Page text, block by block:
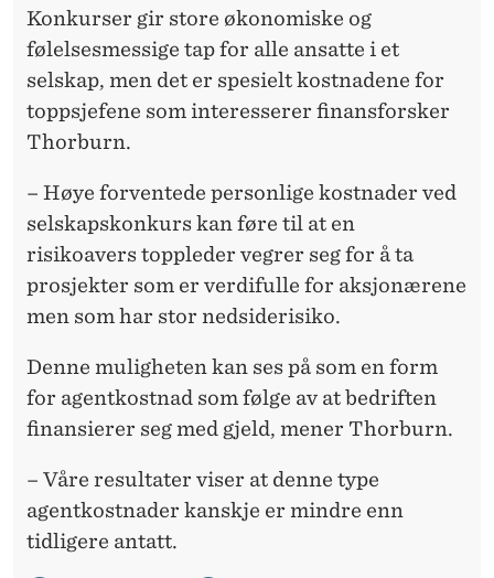
Konkurser gir store økonomiske og
følelsesmessige tap for alle ansatte i et
selskap, men det er spesielt kostnadene for
toppsjefene som interesserer finansforsker
Thorburn.
– Høye forventede personlige kostnader ved
selskapskonkurs kan føre til at en
risikoavers toppleder vegrer seg for å ta
prosjekter som er verdifulle for aksjonærene
men som har stor nedsiderisiko.
Denne muligheten kan ses på som en form
for agentkostnad som følge av at bedriften
finansierer seg med gjeld, mener Thorburn.
– Våre resultater viser at denne type
agentkostnader kanskje er mindre enn
tidligere antatt.